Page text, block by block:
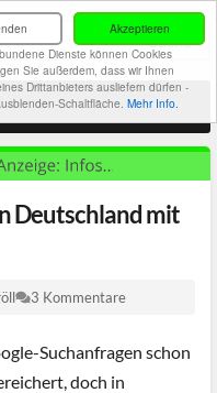
Akzeptieren
Dienste können Cookies
Sie außerdem, dass wir Ihnen
Drittanbieters ausliefern dürfen -
Schaltfläche. Mehr Info.
Deutschland mit
3 Kommentare
Suchanfragen schon
doch in